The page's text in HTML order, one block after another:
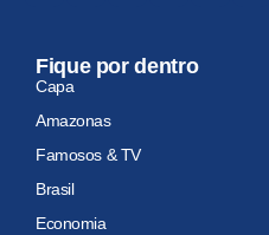
Fique por dentro
Capa
Amazonas
Famosos & TV
Brasil
Economia